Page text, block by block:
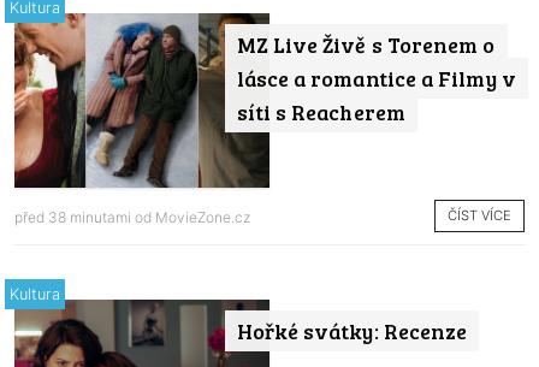
MZ Live Živě s Torenem o
lásce a romantice a Filmy v
síti s Reacherem
Kultura
před 38 minutami od MovieZone.cz ČÍST VÍCE
Hořké svátky: Recenze
Kultura